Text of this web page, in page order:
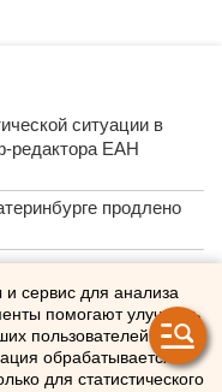
ситуации в
редактора ЕАН
продлено
политологи -
по утрам
екатеринбургском
лучших
сервис для анализа
помогают улучшать
пользователей и
обрабатывается в
для статистического